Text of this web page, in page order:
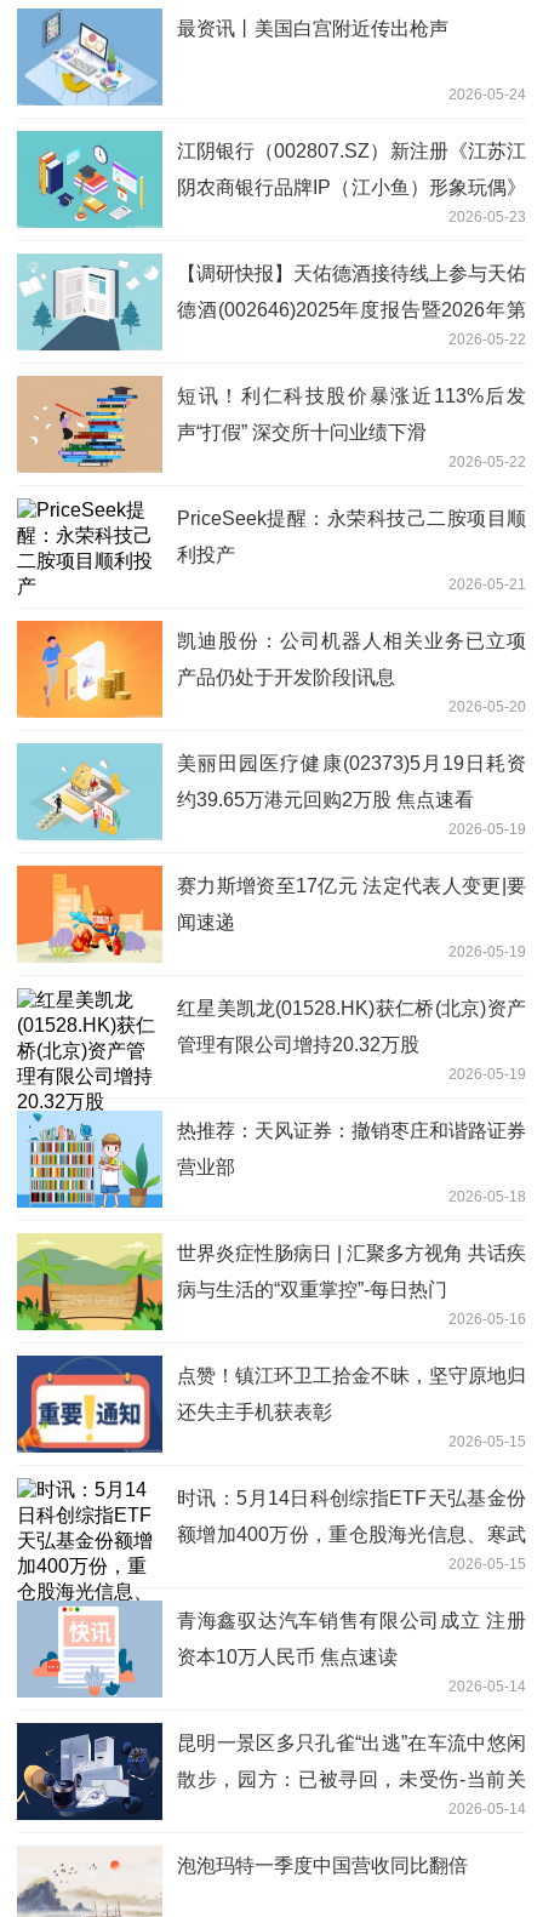
最资讯丨美国白宫附近传出枪声
2026-05-24
江阴银行（002807.SZ）新注册《江苏江
阴农商银行品牌IP（江小鱼）形象玩偶》
2026-05-23
【调研快报】天佑德酒接待线上参与天佑
德酒(002646)2025年度报告暨2026年第
一季度报告业绩说明会的全体投资者调研
2026-05-22
短讯！利仁科技股价暴涨近113%后发
声“打假” 深交所十问业绩下滑
2026-05-22
PriceSeek提醒：永荣科技己二胺项目顺
利投产
2026-05-21
凯迪股份：公司机器人相关业务已立项
产品仍处于开发阶段|讯息
2026-05-20
美丽田园医疗健康(02373)5月19日耗资
约39.65万港元回购2万股 焦点速看
2026-05-19
赛力斯增资至17亿元 法定代表人变更|要
闻速递
2026-05-19
红星美凯龙(01528.HK)获仁桥(北京)资产
管理有限公司增持20.32万股
2026-05-19
热推荐：天风证券：撤销枣庄和谐路证券
营业部
2026-05-18
世界炎症性肠病日 | 汇聚多方视角 共话疾
病与生活的“双重掌控”-每日热门
2026-05-16
点赞！镇江环卫工拾金不昧，坚守原地归
还失主手机获表彰
2026-05-15
时讯：5月14日科创综指ETF天弘基金份
额增加400万份，重仓股海光信息、寒武
2026-05-15
青海鑫驭达汽车销售有限公司成立 注册
资本10万人民币 焦点速读
2026-05-14
昆明一景区多只孔雀“出逃”在车流中悠闲
散步，园方：已被寻回，未受伤-当前关
2026-05-14
泡泡玛特一季度中国营收同比翻倍